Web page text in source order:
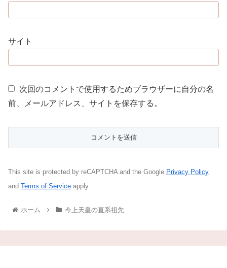
サイト
次回のコメントで使用するためブラウザーに自分の名
前、メールアドレス、サイトを保存する。
This site is protected by reCAPTCHA and the Google Privacy Policy
and Terms of Service apply.
ホーム 今上天皇の直系祖先